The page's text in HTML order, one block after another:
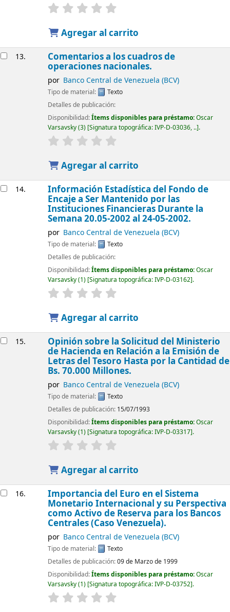
Agregar al carrito
13. Comentarios a los cuadros de
operaciones nacionales.
por Banco Central de Venezuela (BCV)
Tipo de material:
Texto
Detalles de publicación:
Disponibilidad:Ítems disponibles para préstamo:Oscar
Varsavsky(3) Signatura topográfica:IVP-D-03036, .. .
Agregar al carrito
14. Información Estadística del Fondo de
Encaje a Ser Mantenido por las
Instituciones Financieras Durante la
Semana 20.05-2002 al 24-05-2002.
por Banco Central de Venezuela (BCV)
Tipo de material:
Texto
Detalles de publicación:
Disponibilidad:Ítems disponibles para préstamo:Oscar
Varsavsky(1) Signatura topográfica:IVP-D-03162 .
Agregar al carrito
15. Opinión sobre la Solicitud del Ministerio
de Hacienda en Relación a la Emisión de
Letras del Tesoro Hasta por la Cantidad de
Bs. 70.000 Millones.
por Banco Central de Venezuela (BCV)
Tipo de material:
Texto
Detalles de publicación: 15/07/1993
Disponibilidad:Ítems disponibles para préstamo:Oscar
Varsavsky(1) Signatura topográfica:IVP-D-03317 .
Agregar al carrito
16. Importancia del Euro en el Sistema
Monetario Internacional y su Perspectiva
como Activo de Reserva para los Bancos
Centrales (Caso Venezuela).
por Banco Central de Venezuela (BCV)
Tipo de material:
Texto
Detalles de publicación:09 de Marzo de 1999
Disponibilidad:Ítems disponibles para préstamo:Oscar
Varsavsky(1) Signatura topográfica:IVP-D-03752 .